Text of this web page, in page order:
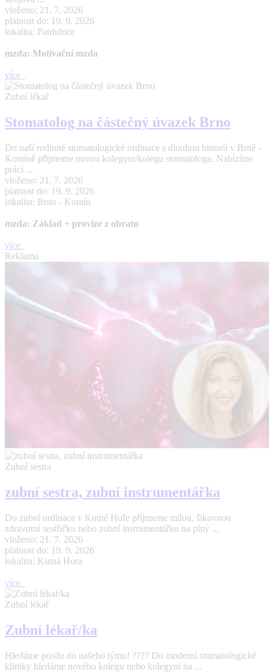
vloženo: 21. 7. 2026
platnost do: 19. 9. 2026
lokalita: Pardubice
mzda: Motivační mzda
více
Zubní lékař
Stomatolog na částečný úvazek Brno
Do naší rodinné stomatologické ordinace s dlouhou historií v Brně -
Komíně přijmeme novou kolegyni/kolegu stomatologa. Nabízíme
práci ...
vloženo: 21. 7. 2026
platnost do: 19. 9. 2026
lokalita: Brno - Komín
mzda: Základ + provize z obratu
více
Reklama
Zubní sestra
zubní sestra, zubní instrumentářka
Do zubní ordinace v Kutné Hoře přijmeme milou, šikovnou
zdravotní sestřičku nebo zubní instrumentářku na plný ...
vloženo: 21. 7. 2026
platnost do: 19. 9. 2026
lokalita: Kutná Hora
více
Zubní lékař
Zubní lékař/ka
Hledáme posilu do našeho týmu! ???? Do moderní stomatologické
kliniky hledáme nového kolegu nebo kolegyni na ...